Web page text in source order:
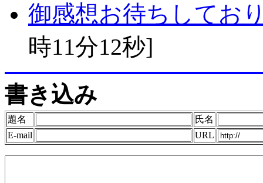
御感想お待ちしてお
時11分12秒]
書き込み
題名
氏名
E-mail
URL